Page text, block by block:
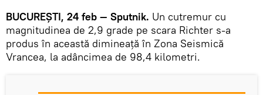
BUCUREŞTI, 24 feb — Sputnik. Un cutremur cu
magnitudinea de 2,9 grade pe scara Richter s-a
produs în această dimineaţă în Zona Seismică
Vrancea, la adâncimea de 98,4 kilometri.